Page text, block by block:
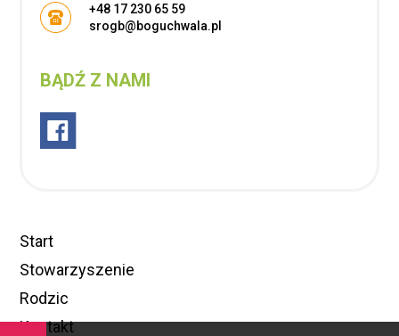
+48 17 230 65 59
srogb@boguchwala.pl
BĄDŹ Z NAMI
Start
Stowarzyszenie
Rodzic
Kontakt